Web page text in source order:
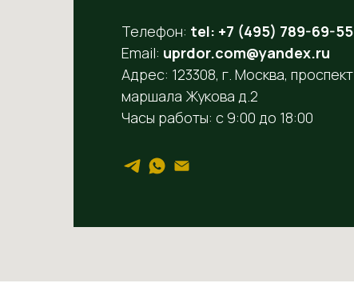
Телефон: tel: +7 (495) 789-69-55
Email: uprdor.com@yandex.ru
Адрес: 123308, г. Москва, проспект
маршала Жукова д.2
Часы работы: с 9:00 до 18:00